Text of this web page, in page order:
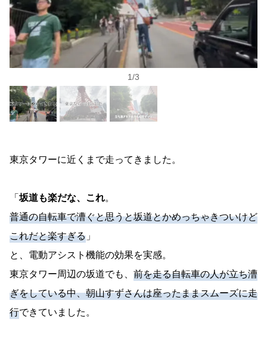
1/3
東京タワーに近くまで走ってきました。
「 坂道も楽だな、これ。
普通の自転車で漕ぐと思うと坂道とかめっちゃきついけど
これだと楽すぎる 」
と、電動アシスト機能の効果を実感。
東京タワー周辺の坂道でも、 前を走る自転車の人が立ち漕
ぎをしている中、朝山すずさんは座ったままスムーズに走
行できていました。